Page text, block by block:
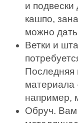
и
кашпо,
можно
Ветки и
Последняя
материала
например,
Обруч. Вам